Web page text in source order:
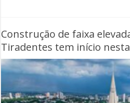
Construção de faixa
Tiradentes tem início